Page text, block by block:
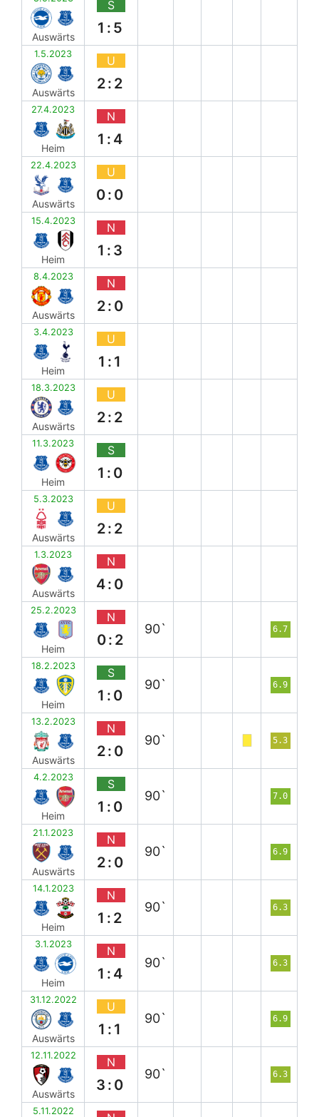
Auswärts
S
1:5
1.5.2023
Auswärts
U
2:2
27.4.2023
Heim
N
1:4
22.4.2023
Auswärts
U
0:0
15.4.2023
Heim
N
1:3
8.4.2023
Auswärts
N
2:0
3.4.2023
Heim
U
1:1
18.3.2023
Auswärts
U
2:2
11.3.2023
Heim
S
1:0
5.3.2023
Auswärts
U
2:2
1.3.2023
Auswärts
N
4:0
25.2.2023
Heim
N
0:2
90` 6.7
18.2.2023
Heim
S
1:0
90` 6.9
13.2.2023
Auswärts
N
2:0
90` 5.3
4.2.2023
Heim
S
1:0
90` 7.0
21.1.2023
Auswärts
N
2:0
90` 6.9
14.1.2023
Heim
N
1:2
90` 6.3
3.1.2023
Heim
N
1:4
90` 6.3
31.12.2022
Auswärts
U
1:1
90` 6.9
12.11.2022
Auswärts
N
3:0
90` 6.3
5.11.2022